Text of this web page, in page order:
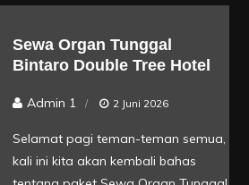
Sewa Organ Tunggal
Bintaro Double Tree Hotel
Admin 1 2 Juni 2026
Selamat pagi teman-teman semua,
kali ini kita akan kembali bahas